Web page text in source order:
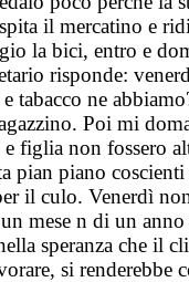
il mercatino e
la bici, entro e
risponde:
tabacco ne
Poi mi
figlia non fossero
piano
il culo. Venerdì
mese n di un
speranza che il
si renderebbe